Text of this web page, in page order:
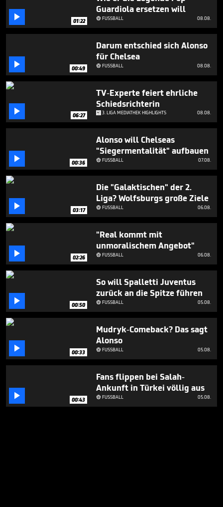
 01:22
Guardiola ersetzen will
FUSSBALL 08.08.
 00:49
Darum entschied sich Alonso
für Chelsea
FUSSBALL 08.08.
 06:27
TV-Experte feiert ehrliche
Schiedsrichterin
3. LIGA MEDIATHEK HIGHLIGHTS 08.08.
 00:36
Alonso will Chelseas
"Siegermentalität" aufbauen
FUSSBALL 07.08.
 03:17
Die "Galaktischen" der 2.
Liga? Wolfsburgs große Ziele
FUSSBALL 06.08.
 02:26
"Real kommt mit
unmoralischem Angebot"
FUSSBALL 06.08.
 00:50
So will Spalletti Juventus
zurück an die Spitze führen
FUSSBALL 05.08.
 00:33
Mudryk-Comeback? Das sagt
Alonso
FUSSBALL 05.08.
 00:43
Fans flippen bei Salah-
Ankunft in Türkei völlig aus
FUSSBALL 05.08.